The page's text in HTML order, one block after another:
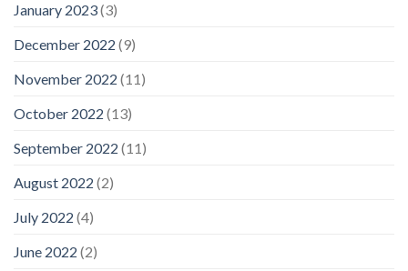
January 2023(3)
December 2022 (9)
November 2022 (11)
October 2022 (13)
September 2022 (11)
August 2022 (2)
July 2022 (4)
June 2022 (2)